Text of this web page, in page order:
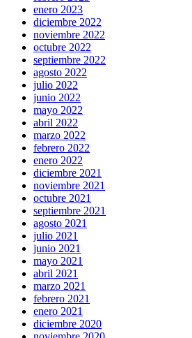
enero 2023
diciembre 2022
noviembre 2022
octubre 2022
septiembre 2022
agosto 2022
julio 2022
junio 2022
mayo 2022
abril 2022
marzo 2022
febrero 2022
enero 2022
diciembre 2021
noviembre 2021
octubre 2021
septiembre 2021
agosto 2021
julio 2021
junio 2021
mayo 2021
abril 2021
marzo 2021
febrero 2021
enero 2021
diciembre 2020